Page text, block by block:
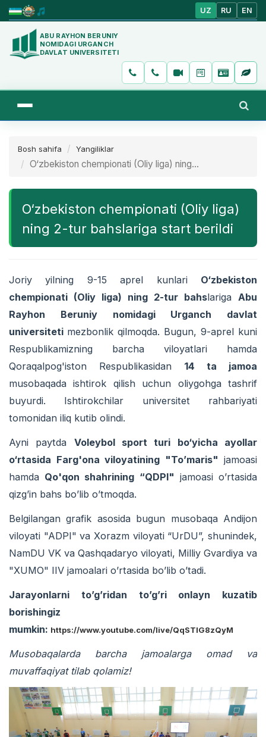
UZ RU EN
ABU RAYHON BERUNIY
NOMIDAGI URGANCH
DAVLAT UNIVERSITETI
Bosh sahifa Yangiliklar
O‘zbekiston chempionati (Oliy liga) ning...
O‘zbekiston chempionati (Oliy liga)
ning 2-tur bahslariga start berildi
Joriy yilning 9-15 aprel kunlari O‘zbekiston
chempionati (Oliy liga) ning 2-tur bahslariga Abu
Rayhon Beruniy nomidagi Urganch davlat
universiteti mezbonlik qilmoqda. Bugun, 9-aprel kuni
Respublikamizning barcha viloyatlari hamda
Qoraqalpog'iston Respublikasidan 14 ta jamoa
musobaqada ishtirok qilish uchun oliygohga tashrif
buyurdi. Ishtirokchilar universitet rahbariyati
tomonidan iliq kutib olindi.
Ayni paytda Voleybol sport turi bo‘yicha ayollar
o‘rtasida Farg'ona viloyatining "To’maris" jamoasi
hamda Qo'qon shahrining “QDPI" jamoasi o’rtasida
qizg’in bahs bo’lib o’tmoqda.
Belgilangan grafik asosida bugun musobaqa Andijon
viloyati "ADPI" va Xorazm viloyati “UrDU”, shunindek,
NamDU VK va Qashqadaryo viloyati, Milliy Gvardiya va
"XUMO" IIV jamoalari o’rtasida bo’lib o’tadi.
Jarayonlarni to’g’ridan to’g’ri onlayn kuzatib
borishingiz
mumkin: https://www.youtube.com/live/QqSTIG8zQyM
Musobaqalarda barcha jamoalarga omad va
muvaffaqiyat tilab qolamiz!